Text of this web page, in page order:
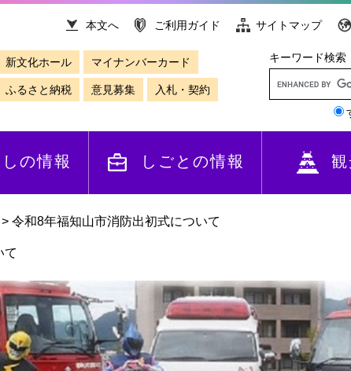
本文へ ご利用ガイド サイトマップ
新文化ホール マイナンバーカード
ふるさと納税 意見募集 入札・契約
キーワード検索
しの情報 しごとの情報 観
> 令和8年福知山市消防出初式について
て